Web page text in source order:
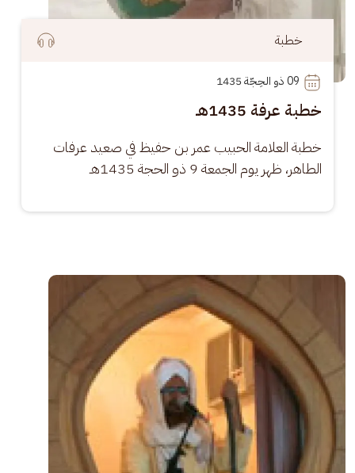
خطبة
09
خطبة عرفة 1435هـ
خطبة العلامة الحبيب عمر بن حفيظ في صعيد عرفات
الطاهر، ظهر يوم الجمعة 9 ذو الحجة 1435هـ
الصورة